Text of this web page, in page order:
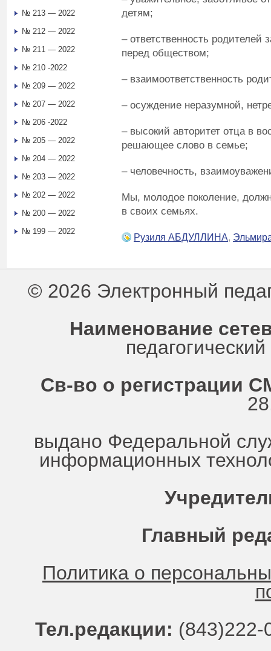
детям;
– ответственность родителей
перед обществом;
– взаимоответственность
– осуждение неразумной,
– высокий авторитет отца в
решающее слово в семье;
– человечность,
Мы, молодое поколение,
в своих семьях.
Рузиля АБДУЛЛИНА,
№ 213 — 2022
№ 212 — 2022
№ 211 — 2022
№ 210 -2022
№ 209 — 2022
№ 207 — 2022
№ 206 -2022
№ 205 — 2022
№ 204 — 2022
№ 203 — 2022
№ 202 — 2022
№ 200 — 2022
№ 199 — 2022
© 2026 Электронный
Наименование
Св-во о регистрации
выдано Федеральной
информационных
Главный
Политика о
Тел.редакции: